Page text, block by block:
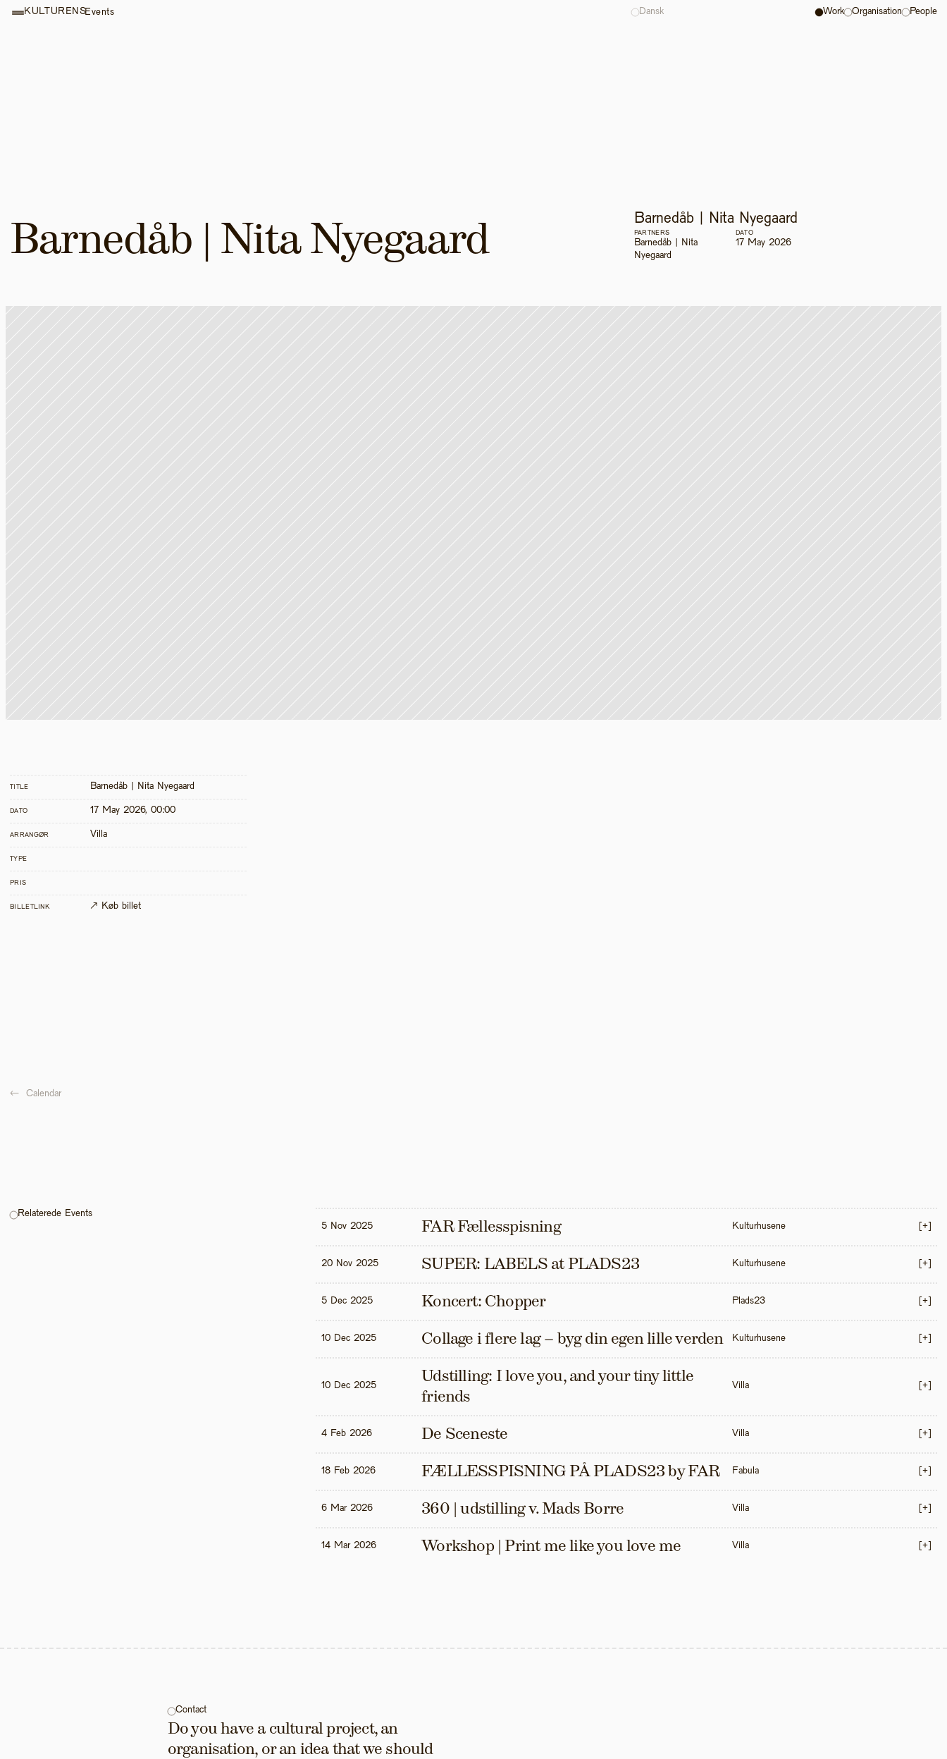
Barnedåb | Nita Nyegaard Barnedåb | Nita Nyegaard
PARTNERS
Barnedåb | Nita
Nyegaard
DATO
17 May 2026
TITLE Barnedåb | Nita Nyegaard
DATO 17 May 2026, 00:00
ARRANGØR Villa
TYPE
PRIS
BILLETLINK ↗ Køb billet
← Calendar
Relaterede Events
5 Nov 2025
FAR Fællesspisning Kulturhusene [+]
20 Nov 2025 SUPER: LABELS at PLADS23 Kulturhusene [+]
5 Dec 2025 Koncert: Chopper Plads23 [+]
10 Dec 2025 Collage i flere lag – byg din egen lille verden Kulturhusene [+]
10 Dec 2025
Udstilling: I love you, and your tiny little
friends
Villa [+]
4 Feb 2026 De Sceneste Villa [+]
18 Feb 2026 FÆLLESSPISNING PÅ PLADS23 by FAR Fabula [+]
6 Mar 2026 360 | udstilling v. Mads Borre Villa [+]
14 Mar 2026 Workshop | Print me like you love me Villa [+]
Do you have a cultural project, an
organisation, or an idea that we should
Contact
KULTURENSEvents Dansk Work Organisation People